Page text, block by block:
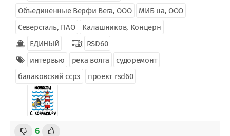
Объединенные Верфи Вега, ООО
МИБ ua, ООО
Северсталь, ПАО
Калашников, Концерн
ЕДИНЫЙ
RSD60
интервью
река волга
судоремонт
балаковский ссрз
проект rsd60
6